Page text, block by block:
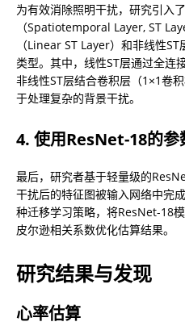
为有效消除照明干扰，研究引入
（Spatiotemporal Layer, ST
（Linear ST Layer）和非线性
类型。其中，线性ST层通过全连
非线性ST层结合卷积层（1×1卷
于处理复杂的背景干扰。
4. 使用ResNet-18的参
最后，研究者基于轻量级的
干扰后的特征图被输入网络中完
种迁移学习策略，将ResNet-18
皮尔逊相关系数优化估算结果。
研究结果与发现
心率估算